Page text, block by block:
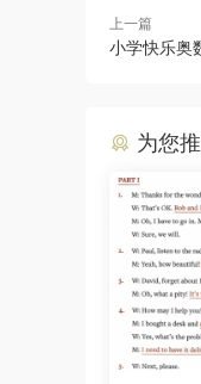
上一篇
小学快乐奥
为您推